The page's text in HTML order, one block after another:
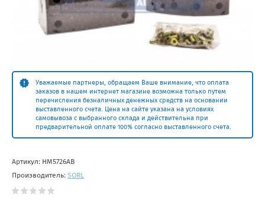
Уважаемые партнеры, обращаем Ваше внимание, что оплата
заказов в нашем интернет магазине возможна только путем
перечисления безналичных денежных средств на основании
выставленного счета. Цена на сайте указана на условиях
самовывоза с выбранного склада и действительна при
предварительной оплате 100% согласно выставленного счета.
Артикул: HM5726AB
Производитель: SORL